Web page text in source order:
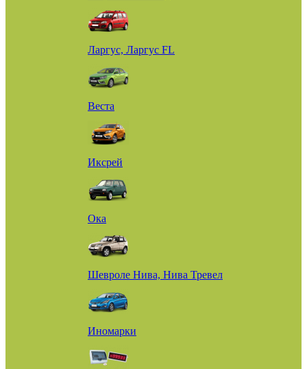
Ларгус, Ларгус FL
Веста
Иксрей
Ока
Шевроле Нива, Нива Тревел
Иномарки